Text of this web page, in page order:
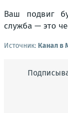
Ваш подвиг
служба — это
Источник: Канал в